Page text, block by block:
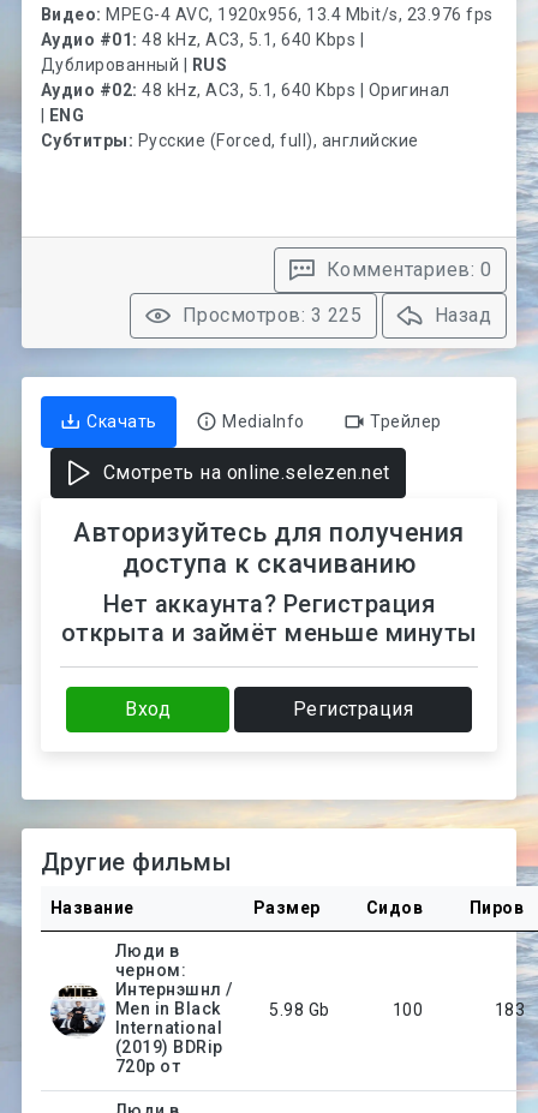
Видео: MPEG-4 AVC, 1920x956, 13.4 Mbit/s, 23.976 fps
Аудио #01: 48 kHz, AC3, 5.1, 640 Kbps |
Дублированный | RUS
Аудио #02: 48 kHz, AC3, 5.1, 640 Kbps | Оригинал
| ENG
Субтитры: Русские (Forced, full), английские
Комментариев: 0
Просмотров: 3 225
Назад
Скачать MediaInfo Трейлер
Смотреть на online.selezen.net
Авторизуйтесь для получения
доступа к скачиванию
Нет аккаунта? Регистрация
открыта и займёт меньше минуты
Вход Регистрация
Другие фильмы
Название Размер Сидов Пиров
Люди в
черном:
Интернэшнл /
Men in Black
International
(2019) BDRip
720p от
5.98 Gb 100 183